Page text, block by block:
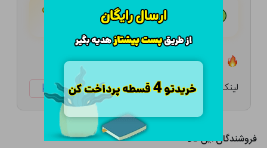
هـر قسط با تــرب‌پــی:
تعداد ۹ عدد در انبار موجود است
لینک کوتاه: ketabtala.com/sbp-25953
فروشندگان این کالا